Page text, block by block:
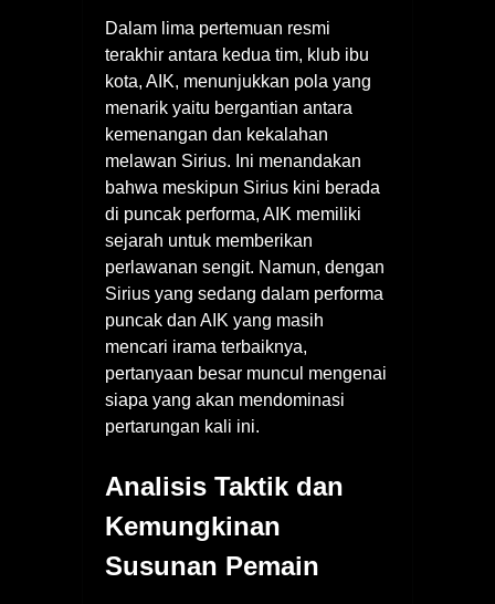
Dalam lima pertemuan resmi
terakhir antara kedua tim, klub ibu
kota, AIK, menunjukkan pola yang
menarik yaitu bergantian antara
kemenangan dan kekalahan
melawan Sirius. Ini menandakan
bahwa meskipun Sirius kini berada
di puncak performa, AIK memiliki
sejarah untuk memberikan
perlawanan sengit. Namun, dengan
Sirius yang sedang dalam performa
puncak dan AIK yang masih
mencari irama terbaiknya,
pertanyaan besar muncul mengenai
siapa yang akan mendominasi
pertarungan kali ini.
Analisis Taktik dan
Kemungkinan
Susunan Pemain